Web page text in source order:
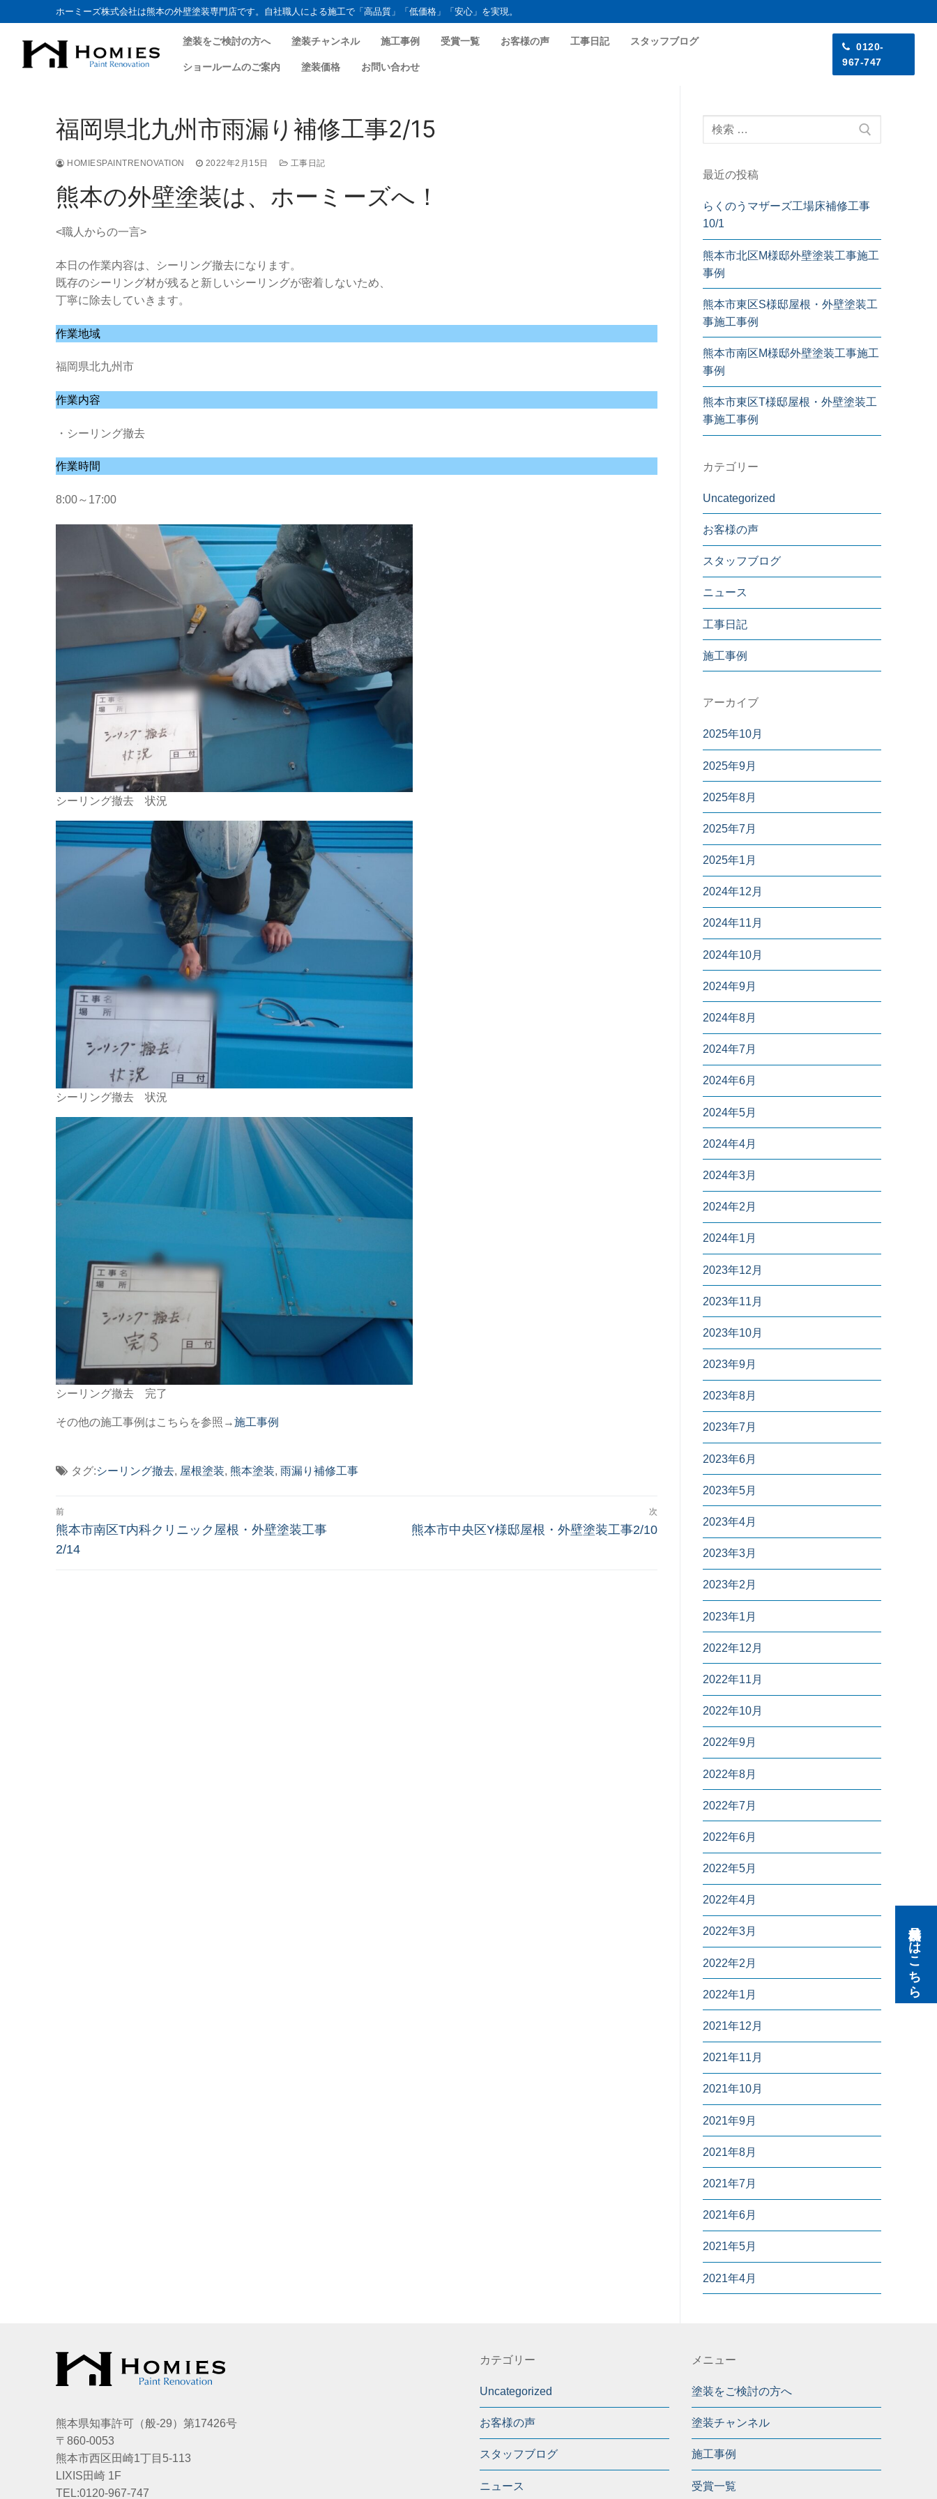
ホーミーズ株式会社は熊本の外壁塗装専門店です。自社職人による施工で「高品質」「低価格」「安心」を実現。
塗装をご検討の方へ 塗装チャンネル 施工事例 受賞一覧 お客様の声 工事日記 スタッフブログ
ショールームのご案内 塗装価格 お問い合わせ
0120-
967-747
福岡県北九州市雨漏り補修工事2/15
HOMIESPAINTRENOVATION 2022年2月15日 工事日記
熊本の外壁塗装は、ホーミーズへ！
<職人からの一言>
本日の作業内容は、シーリング撤去になります。
既存のシーリング材が残ると新しいシーリングが密着しないため、
丁寧に除去していきます。
作業地域
福岡県北九州市
作業内容
・シーリング撤去
作業時間
8:00～17:00
シーリング撤去 状況
シーリング撤去 状況
シーリング撤去 完了
その他の施工事例はこちらを参照→施工事例
タグ:シーリング撤去, 屋根塗装, 熊本塗装, 雨漏り補修工事
投
稿
前
前
の
熊本市南区T内科クリニック屋根・外壁塗装工事
2/14
次
次
熊本市中央区Y様邸屋根・外壁塗装工事2/10
索:
最近の投稿
らくのうマザーズ工場床補修工事
10/1
熊本市北区M様邸外壁塗装工事施工
事例
熊本市東区S様邸屋根・外壁塗装工
事施工事例
熊本市南区M様邸外壁塗装工事施工
事例
熊本市東区T様邸屋根・外壁塗装工
事施工事例
カテゴリー
Uncategorized
お客様の声
スタッフブログ
ニュース
工事日記
施工事例
アーカイブ
2025年10月
2025年9月
2025年8月
2025年7月
2025年1月
2024年12月
2024年11月
2024年10月
2024年9月
2024年8月
2024年7月
2024年6月
2024年5月
2024年4月
2024年3月
2024年2月
2024年1月
2023年12月
2023年11月
2023年10月
2023年9月
2023年8月
2023年7月
2023年6月
2023年5月
2023年4月
2023年3月
2023年2月
2023年1月
2022年12月
2022年11月
2022年10月
2022年9月
2022年8月
2022年7月
2022年6月
2022年5月
2022年4月
2022年3月
2022年2月
2022年1月
2021年12月
2021年11月
2021年10月
2021年9月
2021年8月
2021年7月
2021年6月
2021年5月
2021年4月
熊本県知事許可（般-29）第17426号
〒860-0053
熊本市西区田崎1丁目5-113
LIXIS田崎 1F
TEL:0120-967-747
カテゴリー
Uncategorized
お客様の声
スタッフブログ
ニュース
メニュー
塗装をご検討の方へ
塗装チャンネル
施工事例
受賞一覧
無料見積りはこちら